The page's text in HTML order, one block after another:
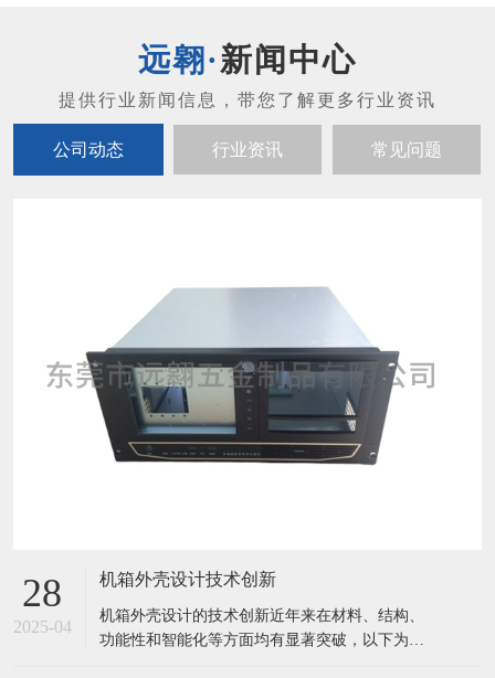
新闻中心
公司动态 行业资讯 常见问题
28
2025-04
机箱外壳设计技术创新
机箱外壳设计的技术创新近年来在材料、结构、
功能性和智能化等方面均有显著突破，以下为关